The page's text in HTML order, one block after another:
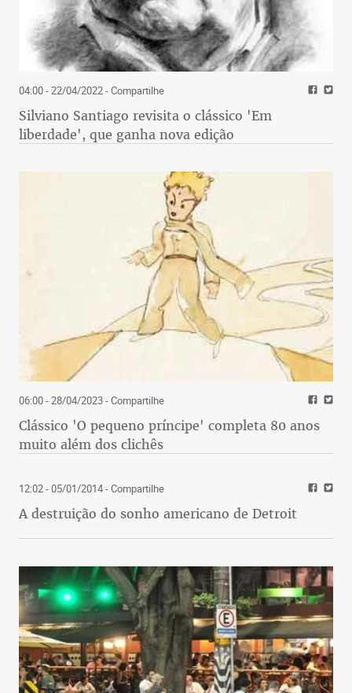
04:00 - 22/04/2022- Compartilhe
Silviano Santiago revisita o clássico 'Em
liberdade', que ganha nova edição
06:00 - 28/04/2023- Compartilhe
Clássico 'O pequeno príncipe' completa 80 anos
muito além dos clichês
12:02 - 05/01/2014- Compartilhe
A destruição do sonho americano de Detroit